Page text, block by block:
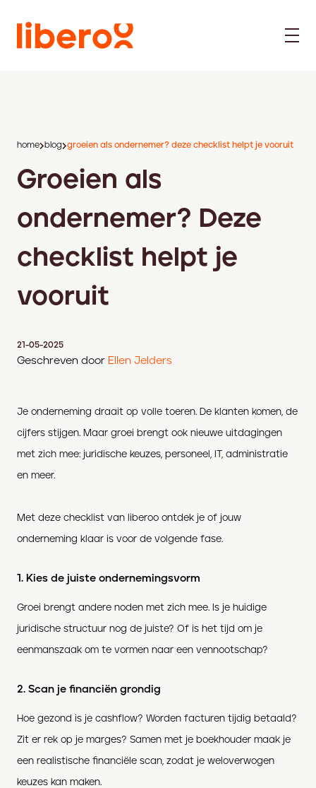
home blog groeien als ondernemer? deze checklist helpt je vooruit
Groeien als
ondernemer? Deze
checklist helpt je
vooruit
21-05-2025
Geschreven door Ellen Jelders
Je onderneming draait op volle toeren. De klanten komen, de
cijfers stijgen. Maar groei brengt ook nieuwe uitdagingen
met zich mee: juridische keuzes, personeel, IT, administratie
en meer.
Met deze checklist van liberoo ontdek je of jouw
onderneming klaar is voor de volgende fase.
1. Kies de juiste ondernemingsvorm
Groei brengt andere noden met zich mee. Is je huidige
juridische structuur nog de juiste? Of is het tijd om je
eenmanszaak om te vormen naar een vennootschap?
2. Scan je financiën grondig
Hoe gezond is je cashflow? Worden facturen tijdig betaald?
Zit er rek op je marges? Samen met je boekhouder maak je
een realistische financiële scan, zodat je weloverwogen
keuzes kan maken.